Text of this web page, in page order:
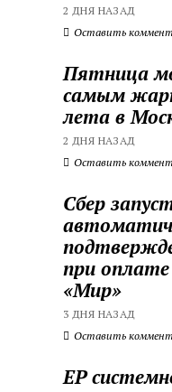
2 ДНЯ НАЗАД
Оставить
Пятница
самым
лета в
2 ДНЯ НАЗАД
Оставить
Сбер
при
«Мир»
3 ДНЯ НАЗАД
Оставить
ЕР